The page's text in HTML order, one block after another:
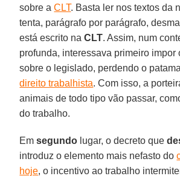
sobre aCLT. Basta ler nos textos da
tenta, parágrafo por parágrafo,
está escrito naCLT. Assim, num
profunda, interessava primeiro impor
sobre o legislado, perdendo o
direito trabalhista. Com isso, a
animais de todo tipo vão passar,
do trabalho.
Emsegundo lugar, o decreto que
introduz o elemento mais nefasto do
hoje, o incentivo ao trabalho